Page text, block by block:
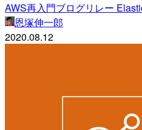
AWS再入門ブログリレー
恩塚伸一郎
2020.08.12